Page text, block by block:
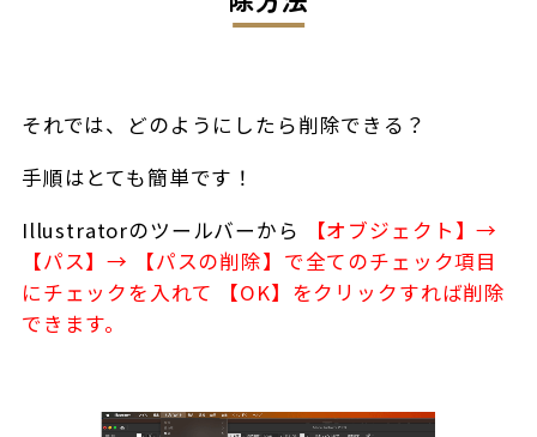
それでは、どのようにしたら削除できる？
手順はとても簡単です！
Illustratorのツールバーから
【オブジェクト】→
【パス】→
【パスの削除】で全てのチェック項目
にチェックを入れて
【OK】をクリックすれば削除
できます。